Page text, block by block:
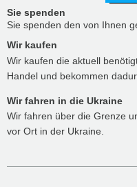
Sie spenden
Sie spenden den von Ihnen
Wir kaufen
Wir kaufen die aktuell
Handel und bekommen
Wir fahren in die Ukraine
Wir fahren über die Grenze
vor Ort in der Ukraine.